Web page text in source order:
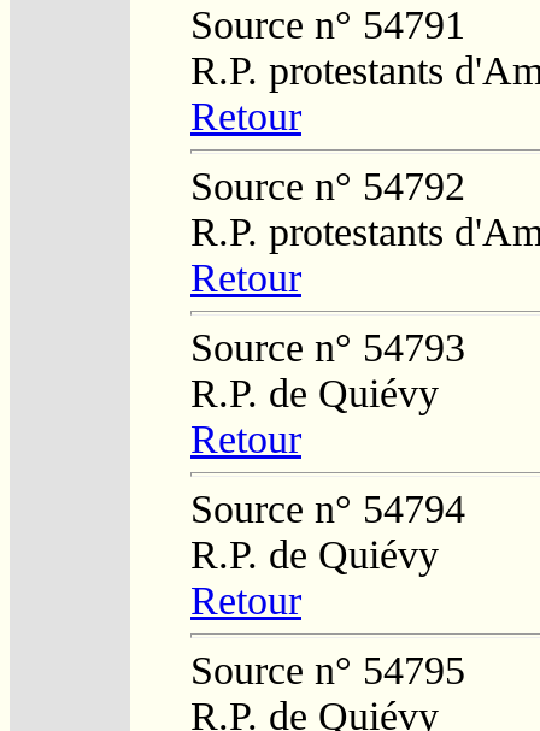
Source n° 54791
R.P. protestants
Retour
Source n° 54792
R.P. protestants
Retour
Source n° 54793
R.P. de Quiévy
Retour
Source n° 54794
R.P. de Quiévy
Retour
Source n° 54795
R.P. de Quiévy